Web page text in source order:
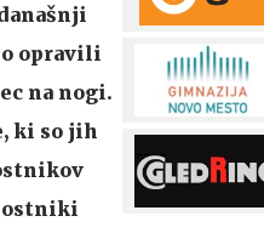
opravili
na nogi.
ki so jih